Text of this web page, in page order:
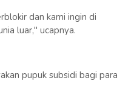
dan kami ingin di
luar," ucapnya.
pupuk subsidi bagi para